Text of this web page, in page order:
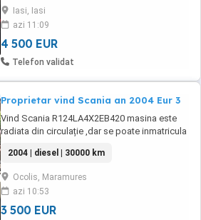
Iasi, Iasi
azi 11:09
4 500 EUR
Telefon validat
Proprietar vind Scania an 2004 Eur 3
Vind Scania R124LA4X2EB420 masina este
radiata din circulație ,dar se poate inmatricula
făcute,este în stare buna de funcționare, am
lucrat pe țară cu mașina.
2004 | diesel | 30000 km
Ocolis, Maramures
azi 10:53
3 500 EUR